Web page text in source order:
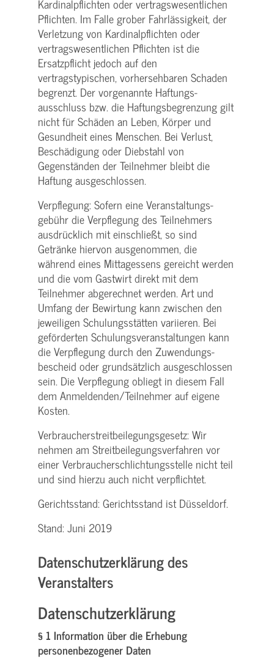
Kardinalpflichten oder vertrags­wesentlichen
Pflichten. Im Falle grober Fahrlässigkeit, der
Verletzung von Kardinalpflichten oder
vertrags­wesentlichen Pflichten ist die
Ersatzpflicht jedoch auf den
vertragstypischen, vorhersehbaren Schaden
begrenzt. Der vorgenannte Haftungs­
ausschluss bzw. die Haftungs­begrenzung gilt
nicht für Schäden an Leben, Körper und
Gesundheit eines Menschen. Bei Verlust,
Beschädigung oder Diebstahl von
Gegenständen der Teilnehmer bleibt die
Haftung ausgeschlossen.
Verpflegung: Sofern eine Veranstaltungs­
gebühr die Verpflegung des Teilnehmers
ausdrücklich mit einschließt, so sind
Getränke hiervon ausgenommen, die
während eines Mittagessens gereicht werden
und die vom Gastwirt direkt mit dem
Teilnehmer abgerechnet werden. Art und
Umfang der Bewirtung kann zwischen den
jeweiligen Schulungsstätten variieren. Bei
geförderten Schulungs­veranstaltungen kann
die Verpflegung durch den Zuwendungs­
bescheid oder grundsätzlich ausgeschlossen
sein. Die Verpflegung obliegt in diesem Fall
dem Anmeldenden/­Teilnehmer auf eigene
Kosten.
Verbraucher­streitbeilegungs­gesetz: Wir
nehmen am Streit­beilegungs­verfahren vor
einer Verbraucher­schlichtungs­stelle nicht teil
und sind hierzu auch nicht verpflichtet.
Gerichtsstand: Gerichtsstand ist Düsseldorf.
Stand: Juni 2019
Datenschutzerklärung des
Veranstalters
Datenschutzerklärung
§ 1 Information über die Erhebung
personenbezogener Daten